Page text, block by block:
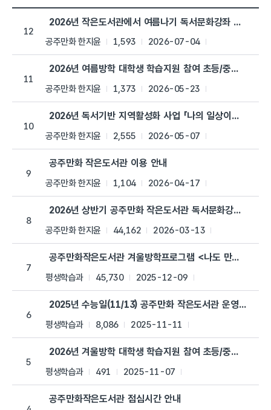
공주만화작은도서관 > 공지사항 목록으로 번호, 제목, 작성자, 조
12
2026년 작은도서관에서 여름나기 독서문화강좌 안내
공주만화 한지윤 1,593 2026-07-04
11
2026년 여름방학 대학생 학습지원 참여 초등/중학생 모집
공주만화 한지윤 1,373 2026-05-23
10
2026년 독서기반 지역활성화 사업 「나의 일상이야기」공
공주만화 한지윤 2,555 2026-05-07
9
공주만화 작은도서관 이용 안내
공주만화 한지윤 1,104 2026-04-17
8
2026년 상반기 공주만화 작은도서관 독서문화강좌 운영
공주만화 한지윤 44,162 2026-03-13
7
공주만화작은도서관 겨울방학프로그램 <나도 만화가> 안
평생학습과 45,730 2025-12-09
6
2025년 수능일(11/13) 공주만화 작은도서관 운영시간 변
평생학습과 8,086 2025-11-11
5
2026년 겨울방학 대학생 학습지원 참여 초등/중학생 모집
평생학습과 491 2025-11-07
공주만화작은도서관 점심시간 안내